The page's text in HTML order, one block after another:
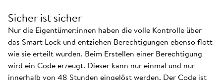
Sicher ist sicher
Nur die Eigentümer:innen haben die volle Kontrolle über
das Smart Lock und entziehen Berechtigungen ebenso flott
wie sie erteilt wurden. Beim Erstellen einer Berechtigung
wird ein Code erzeugt. Dieser kann nur einmal und nur
innerhalb von 48 Stunden eingelöst werden. Der Code ist